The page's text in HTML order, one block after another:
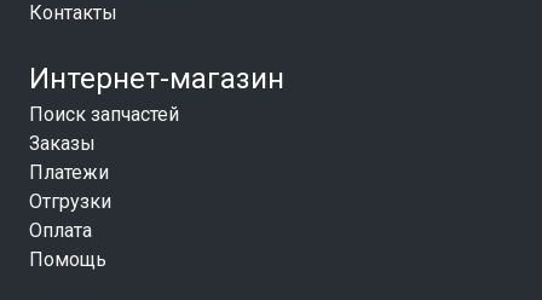
Контакты
Интернет-магазин
Поиск запчастей
Заказы
Платежи
Отгрузки
Оплата
Помощь